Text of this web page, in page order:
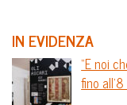
IN EVIDENZA
“E noi
fino